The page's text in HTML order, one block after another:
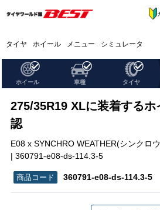
タイヤ ホイール メニュー シミュレータ
ホイール 車種 タイヤ
275/35R19 XLに装着する
認
E08 x SYNCHRO WEATHER(シンクロ
| 360791-e08-ds-114.3-5
360791-e08-ds-114.3-5